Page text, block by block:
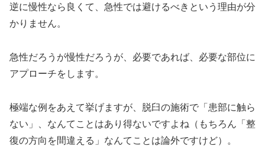
逆に慢性なら良くて、急性では避けるべきという理由が分
かりません。
急性だろうが慢性だろうが、必要であれば、必要な部位に
アプローチをします。
極端な例をあえて挙げますが、脱臼の施術で「患部に触ら
ない」、なんてことはあり得ないですよね（もちろん「整
復の方向を間違える」なんてことは論外ですけど）。